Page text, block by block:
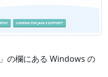
の欄にある Windows の